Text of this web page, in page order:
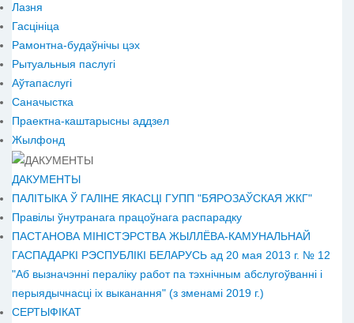
Лазня
Гасцініца
Рамонтна-будаўнічы цэх
Рытуальныя паслугі
Аўтапаслугі
Саначыстка
Праектна-каштарысны аддзел
Жылфонд
ДАКУМЕНТЫ
ПАЛІТЫКА Ў ГАЛІНЕ ЯКАСЦІ ГУПП "БЯРОЗАЎСКАЯ ЖКГ"
Правілы ўнутранага працоўнага распарадку
ПАСТАНОВА МІНІСТЭРСТВА ЖЫЛЛЁВА-КАМУНАЛЬНАЙ
ГАСПАДАРКІ РЭСПУБЛІКІ БЕЛАРУСЬ ад 20 мая 2013 г. № 12
"Аб вызначэнні пераліку работ па тэхнічным абслугоўванні і
перыядычнасці іх выканання" (з зменамі 2019 г.)
СЕРТЫФІКАТ